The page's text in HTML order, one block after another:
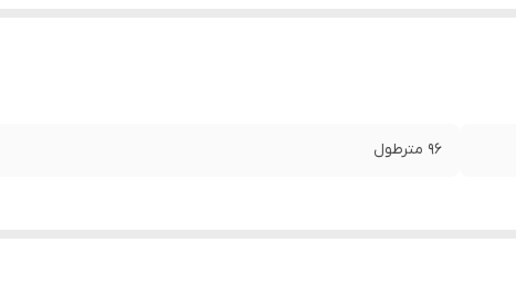
96 مترطول